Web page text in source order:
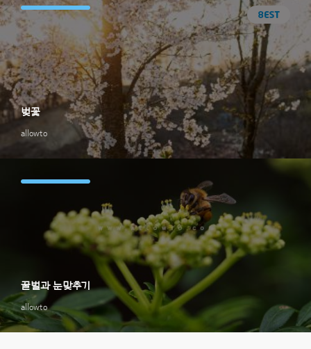
allowto
벚꽃
allowto
꿀벌과 눈맞추기